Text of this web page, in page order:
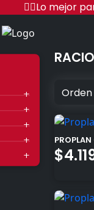
🐱‍🏍Lo mejor
PROPLAN
$